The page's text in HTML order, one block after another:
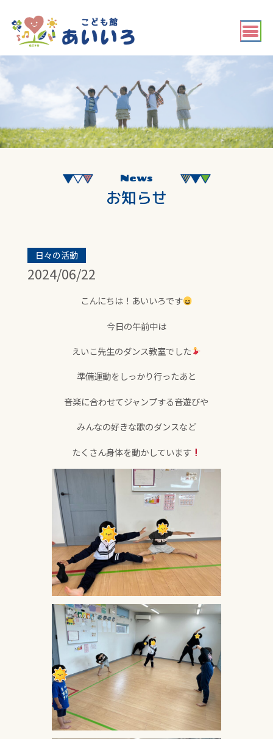
News
お知らせ
日々の活動
2024/06/22
こんにちは！あいいろです
今日の午前中は
えいこ先生のダンス教室でした
準備運動をしっかり行ったあと
音楽に合わせてジャンプする音遊びや
みんなの好きな歌のダンスなど
たくさん身体を動かしています